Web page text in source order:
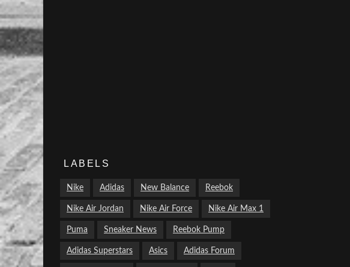
LABELS
Nike Adidas New Balance Reebok
Nike Air Jordan Nike Air Force Nike Air Max 1
Puma Sneaker News Reebok Pump
Adidas Superstars Asics Adidas Forum